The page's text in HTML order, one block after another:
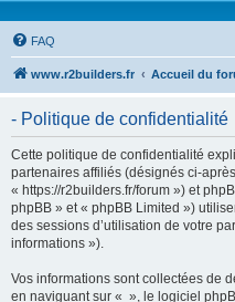
FAQ
www.r2builders.fr Accueil du
- Politique de confidentialité
Cette politique de confidentialité
partenaires affiliés (désignés ci-
« https://r2builders.fr/forum ») et
phpBB » et « phpBB Limited »)
des sessions d’utilisation de votre
informations »).
Vos informations sont collectées de
en naviguant sur « », le logiciel